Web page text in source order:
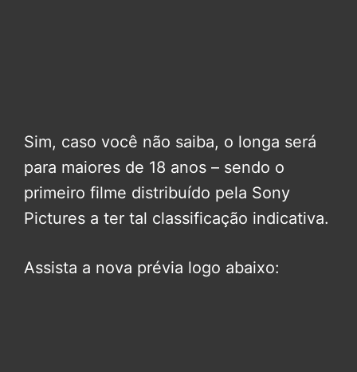
Sim, caso você não saiba, o longa será
para maiores de 18 anos – sendo o
primeiro filme distribuído pela Sony
Pictures a ter tal classificação indicativa.
Assista a nova prévia logo abaixo: